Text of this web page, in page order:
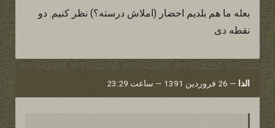
بعله ما هم بلدیم احضار (املاش درسته؟) نظر کنیم. دو
نقطه دی
الدا — 26 فروردین 1391 — ساعت 23:29